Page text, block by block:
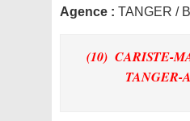
Agence : TANGER /
(10) CARISTE-
TANGER-